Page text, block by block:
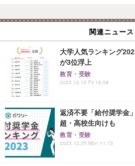
関連ニュース
大学人気ランキング
が3位浮上
教育・受験
2023.12.15 Fri 16:08
返済不要「給付奨学金
超・高校生向けも
教育・受験
2023.12.25 Mon 11:15